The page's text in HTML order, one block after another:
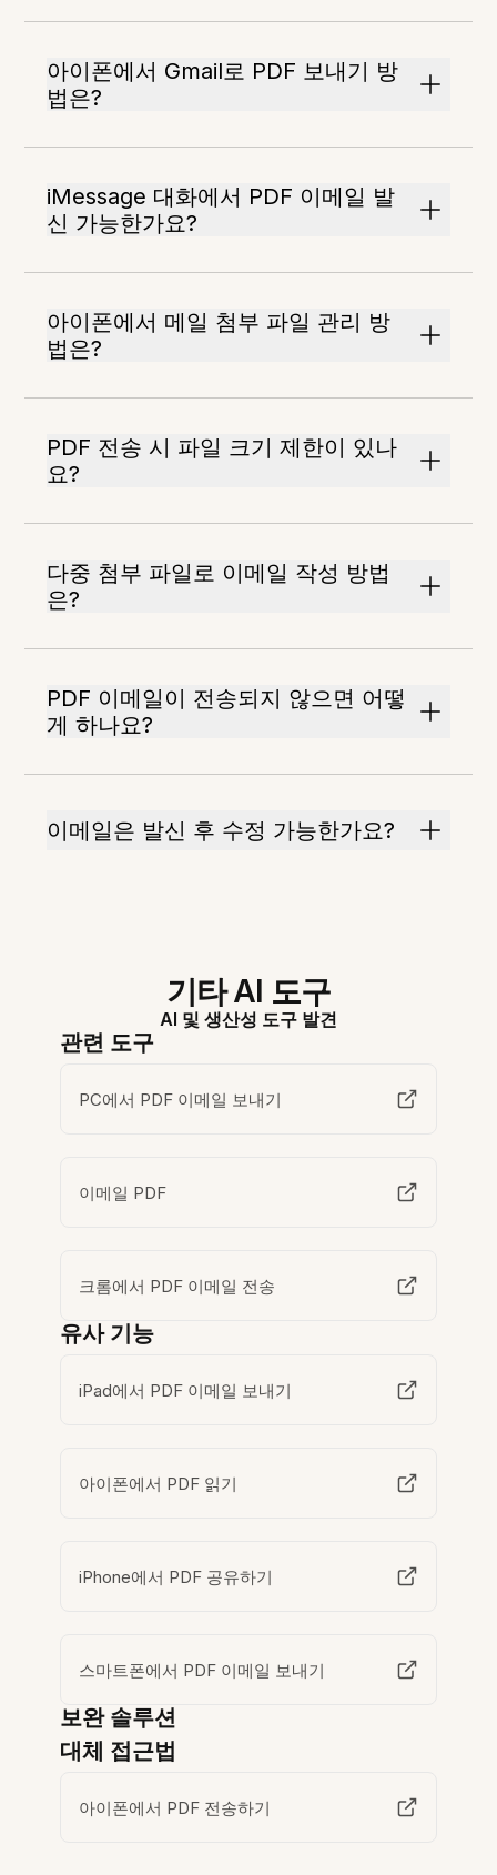
아이폰에서 Gmail로 PDF 보내기 방
법은?
iMessage 대화에서 PDF 이메일 발
신 가능한가요?
아이폰에서 메일 첨부 파일 관리 방
법은?
PDF 전송 시 파일 크기 제한이 있나
요?
다중 첨부 파일로 이메일 작성 방법
은?
PDF 이메일이 전송되지 않으면 어떻
게 하나요?
이메일은 발신 후 수정 가능한가요?
기타 AI 도구
AI 및 생산성 도구 발견
관련 도구
PC에서 PDF 이메일 보내기
이메일 PDF
크롬에서 PDF 이메일 전송
유사 기능
iPad에서 PDF 이메일 보내기
아이폰에서 PDF 읽기
iPhone에서 PDF 공유하기
스마트폰에서 PDF 이메일 보내기
보완 솔루션
대체 접근법
아이폰에서 PDF 전송하기